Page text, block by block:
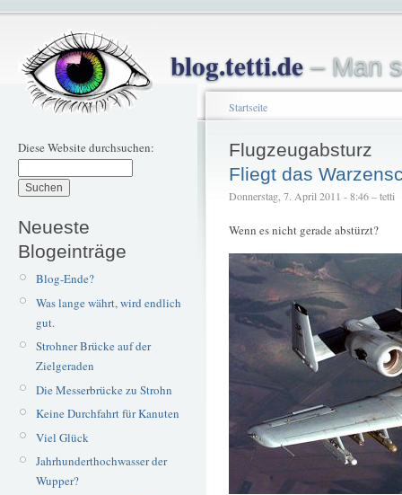
blog.tetti.de– Man
Diese Website durchsuchen:
Neueste
Blogeinträge
Blog-Ende?
Was lange währt, wird endlich
gut.
Strohner Brücke auf der
Zielgeraden
Die Messerbrücke zu Strohn
Keine Durchfahrt für Kanuten
Viel Glück
Jahrhunderthochwasser der
Wupper?
Startseite
Flugzeugabsturz
Fliegt das
Donnerstag, 7. April 2011 - 8:46 – tetti
Wenn es nicht gerade abstürzt?